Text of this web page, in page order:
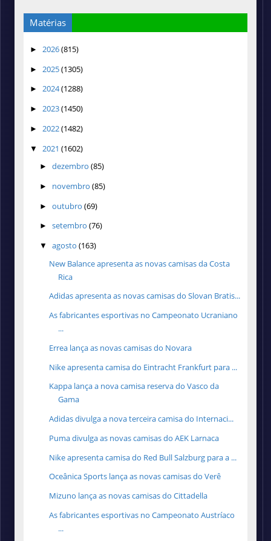
Matérias
► 2026(815)
► 2025(1305)
► 2024(1288)
► 2023(1450)
► 2022(1482)
▼ 2021 (1602)
► dezembro (85)
► novembro (85)
► outubro (69)
► setembro (76)
▼ agosto (163)
New Balance apresenta as novas camisas da Costa
Rica
Adidas apresenta as novas camisas do Slovan Bratis...
As fabricantes esportivas no Campeonato Ucraniano
...
Errea lança as novas camisas do Novara
Nike apresenta camisa do Eintracht Frankfurt para ...
Kappa lança a nova camisa reserva do Vasco da
Gama
Adidas divulga a nova terceira camisa do Internaci...
Puma divulga as novas camisas do AEK Larnaca
Nike apresenta camisa do Red Bull Salzburg para a ...
Oceânica Sports lança as novas camisas do Verê
Mizuno lança as novas camisas do Cittadella
As fabricantes esportivas no Campeonato Austríaco
...